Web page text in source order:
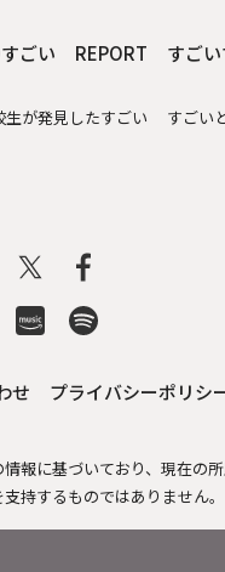
ごい REPORT すご
生が発見したすごい すごい
せ プライバシーポリシ
報に基づいており、現在の
持するものではありません。